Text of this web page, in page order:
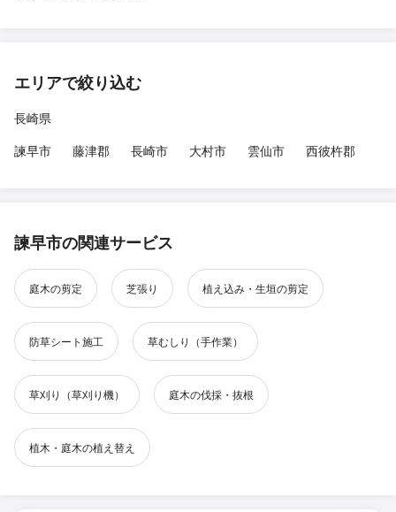
エリアで絞り込む
長崎県
諫早市
藤津郡 長崎市 大村市 雲仙市 西彼杵郡
諫早市の関連サービス
庭木の剪定 芝張り 植え込み・生垣の剪定
防草シート施工 草むしり（手作業）
草刈り（草刈り機） 庭木の伐採・抜根
植木・庭木の植え替え